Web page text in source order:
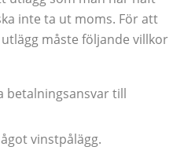
inte ta ut moms. För att
måste följande villkor
betalningsansvar till
vinstpålägg.